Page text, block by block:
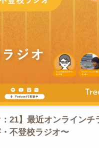
：21】最近オンラインチ
不登校ラジオ〜